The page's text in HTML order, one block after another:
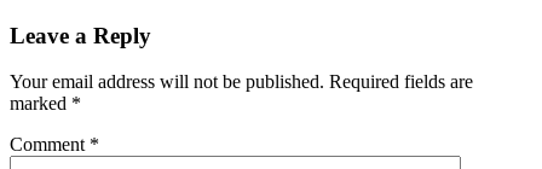
Leave a Reply
Your email address will not be published. Required fields are
marked *
Comment *